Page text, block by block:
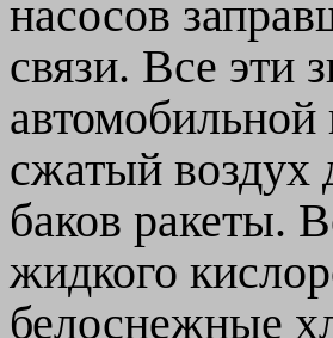
насосов
связи. Все эти
сжатый воздух
баков ракеты.
жидкого
белоснежные